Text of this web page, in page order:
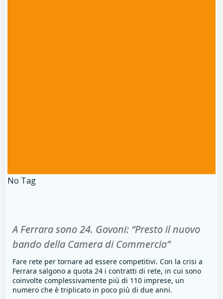
No Tag
A Ferrara sono 24. Govoni: “Presto il nuovo
bando della Camera di Commercio”
Fare rete per tornare ad essere competitivi. Con la crisi a
Ferrara salgono a quota 24 i contratti di rete, in cui sono
coinvolte complessivamente più di 110 imprese, un
numero che è triplicato in poco più di due anni.